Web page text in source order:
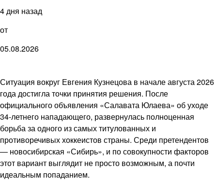
4 дня назад
от
05.08.2026
Ситуация вокруг Евгения Кузнецова в начале августа 2026
года достигла точки принятия решения. После
официального объявления «Салавата Юлаева» об уходе
34-летнего нападающего, развернулась полноценная
борьба за одного из самых титулованных и
противоречивых хоккеистов страны. Среди претендентов
— новосибирская «Сибирь», и по совокупности факторов
этот вариант выглядит не просто возможным, а почти
идеальным попаданием.